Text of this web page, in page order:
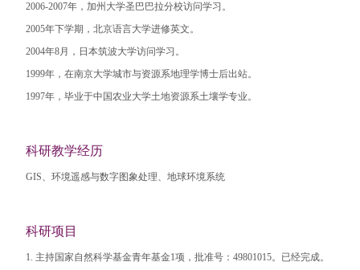
2006-2007年，加州大学圣巴巴拉分校访问学习。
2005年下学期，北京语言大学进修英文。
2004年8月，日本筑波大学访问学习。
1999年，在南京大学城市与资源系地理学博士后出站。
1997年，毕业于中国农业大学土地资源系土壤学专业。
科研教学经历
GIS、环境遥感与数字图象处理、地球环境系统
科研项目
1. 主持国家自然科学基金青年基金1项，批准号：49801015。已经完成。